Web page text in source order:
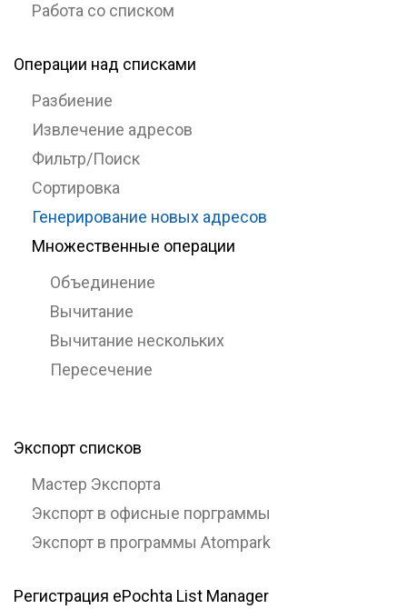
Работа со списком
Операции над списками
Разбиение
Извлечение адресов
Фильтр/Поиск
Сортировка
Генерирование новых адресов
Множественные операции
Объединение
Вычитание
Вычитание нескольких
Пересечение
Экспорт списков
Мастер Экспорта
Экспорт в офисные порграммы
Экспорт в программы Atompark
Регистрация ePochta List Manager